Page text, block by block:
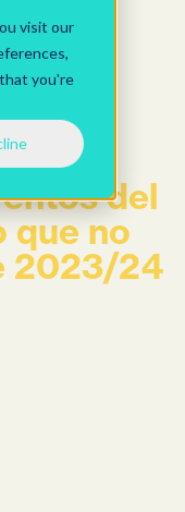
visit our
you're
del
que no
2023/24